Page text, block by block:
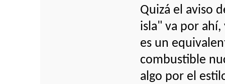
Quizá el aviso
isla" va por ahí,
es un
combustible
algo por el